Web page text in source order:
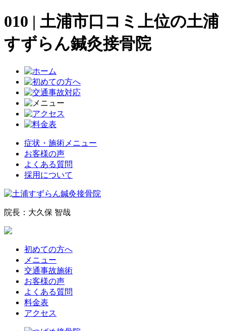
010 | 土浦市口コミ上位の土浦
すずらん鍼灸接骨院
症状・施術メニュー
お客様の声
よくある質問
採用について
院長：大久保 智哉
初めての方へ
メニュー
交通事故施術
お客様の声
よくある質問
料金表
アクセス